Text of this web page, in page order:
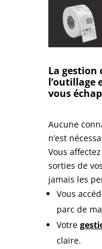
La gestion
l’outillage
vous
Aucune
n’est
Vous
sorties de
jamais les
Vous
parc de
Votre
claire.